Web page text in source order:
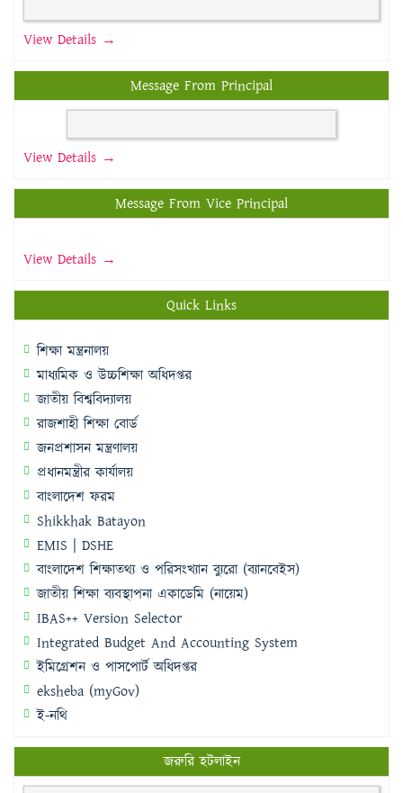
View Details →
Message From Principal
View Details →
Message From Vice Principal
View Details →
Quick Links
শিক্ষা মন্ত্রনালয়
মাধ্যমিক ও উচ্চশিক্ষা অধিদপ্তর
জাতীয় বিশ্ববিদ্যালয়
রাজশাহী শিক্ষা বোর্ড
জনপ্রশাসন মন্ত্রণালয়
প্রধানমন্ত্রীর কার্যালয়
বাংলাদেশ ফরম
Shikkhak Batayon
EMIS | DSHE
বাংলাদেশ শিক্ষাতথ্য ও পরিসংখ্যান ব্যুরো (ব্যানবেইস)
জাতীয় শিক্ষা ব্যবস্থাপনা একাডেমি (নায়েম)
IBAS++ Version Selector
Integrated Budget And Accounting System
ইমিগ্রেশন ও পাসপোর্ট অধিদপ্তর
eksheba (myGov)
ই-নথি
জরুরি হটলাইন